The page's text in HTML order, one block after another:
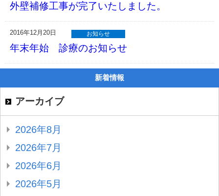
外壁補修工事が完了いたしました。
2016年12月20日 お知らせ
年末年始 診療のお知らせ
新着情報
アーカイブ
2026年8月
2026年7月
2026年6月
2026年5月